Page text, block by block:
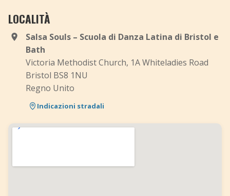
LOCALITÀ
Salsa Souls – Scuola di Danza Latina di Bristol e
Bath
Victoria Methodist Church, 1A Whiteladies Road
Bristol BS8 1NU
Regno Unito
Indicazioni stradali